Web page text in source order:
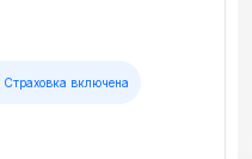
Страховка включена